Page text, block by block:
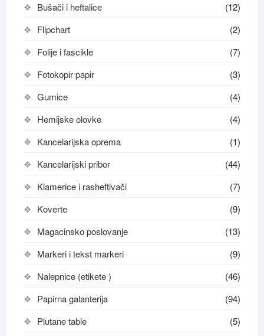
Bušači i heftalice
(12)
Flipchart
(2)
Folije i fascikle
(7)
Fotokopir papir
(3)
Gumice
(4)
Hemijske olovke
(4)
Kancelarijska oprema
(1)
Kancelarijski pribor
(44)
Klamerice i rasheftivači
(7)
Koverte
(9)
Magacinsko poslovanje
(13)
Markeri i tekst markeri
(9)
Nalepnice (etikete )
(46)
Papirna galanterija
(94)
Plutane table
(5)